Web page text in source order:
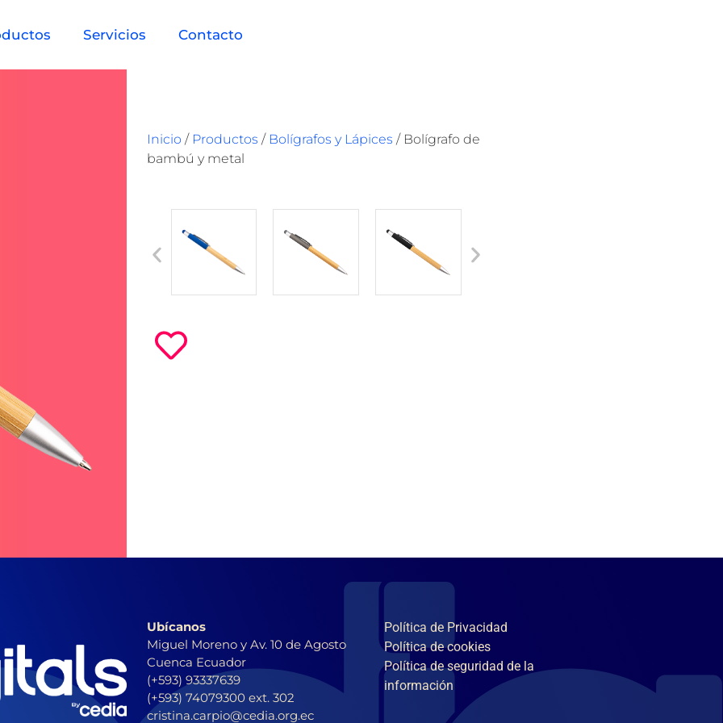
Servicios Contacto
Inicio / Productos / Bolígrafos y Lápices / Bolígrafo de
bambú y metal
Ubícanos
Miguel Moreno y Av. 10 de Agosto
Cuenca Ecuador
(+593) 93337639
(+593) 74079300 ext. 302
cristina.carpio@cedia.org.ec
Política de Privacidad
Política de cookies
Política de seguridad de la
información